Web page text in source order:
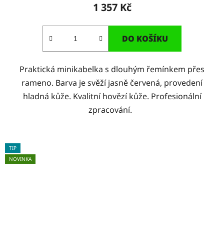
1 357 Kč
DO KOŠÍKU
Praktická minikabelka s dlouhým řemínkem přes
rameno. Barva je svěží jasně červená, provedení
hladná kůže. Kvalitní hovězí kůže. Profesionální
zpracování.
TIP
NOVINKA